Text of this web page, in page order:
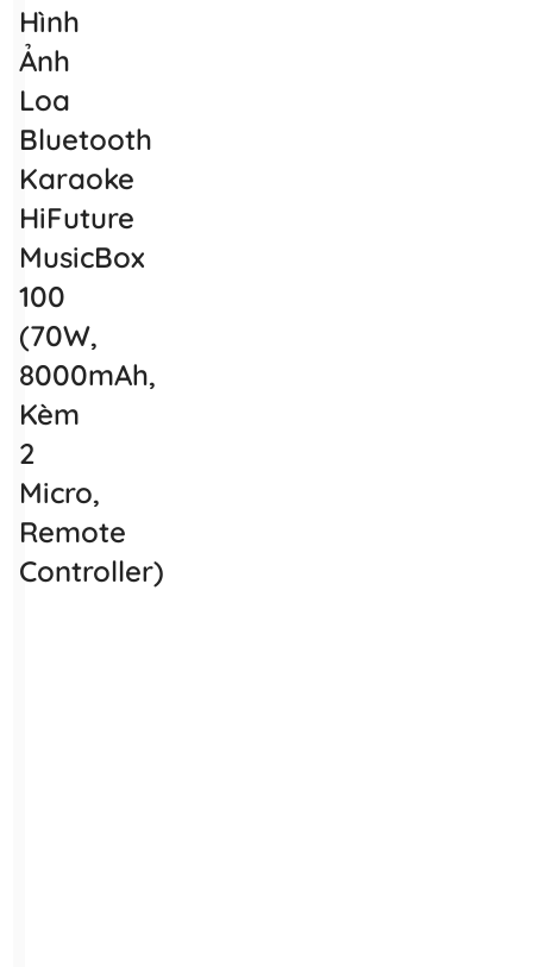
Hình
Ảnh
Loa
Bluetooth
Karaoke
HiFuture
MusicBox
100
(70W,
8000mAh,
Kèm
2
Micro,
Remote
Controller)